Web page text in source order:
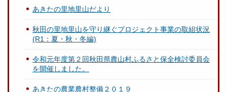
あきたの里地里山だより
秋田の里地里山を守り継ぐプロジェクト事業の取組状況
(R1：夏・秋・冬編)
令和元年度第２回秋田県農山村ふるさと保全検討委員会
を開催しました。
あきたの農業農村整備２０１９